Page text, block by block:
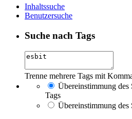
Inhaltssuche
Benutzersuche
Suche nach Tags
Trenne mehrere Tags mit
Übereinstimmung des
Tags
Übereinstimmung des